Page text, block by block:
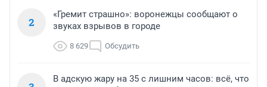
2
«Гремит страшно»: воронежцы сообщают о
звуках взрывов в городе
8 629 Обсудить
В адскую жару на 35 с лишним часов: всё, что